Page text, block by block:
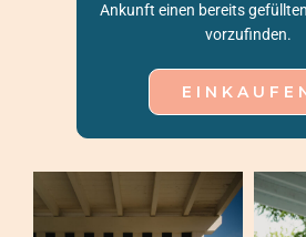
Ankunft einen bereits
vorzufinden.